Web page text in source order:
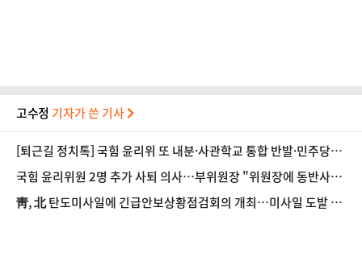
고수정 기자가 쓴 기사
[퇴근길 정치톡] 국힘 윤리위 또 내분·사관학교 통합 반발·민주당
'주석야청' 설전
국힘 윤리위원 2명 추가 사퇴 의사…부위원장 "위원장에 동반사퇴
요구했으나 거부"
靑, 北 탄도미사일에 긴급안보상황점검회의 개최…미사일 도발 중